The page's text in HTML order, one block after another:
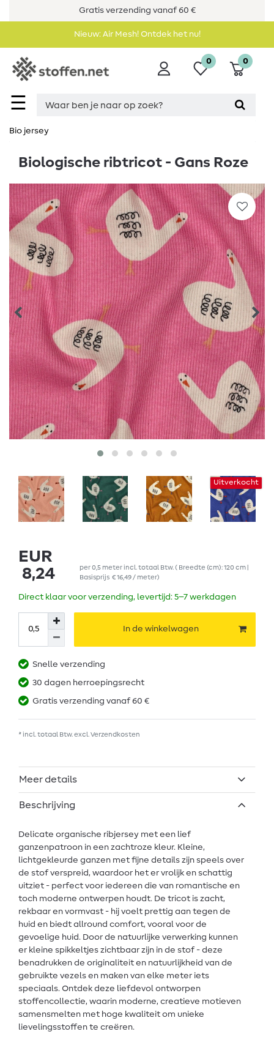
Gratis verzending vanaf 60 €
Nieuw: Air Mesh! Ontdek het nu!
☰
0 0
Bio jersey
Biologische ribtricot - Gans Roze
Uitverkocht
EUR
8,24
per0,5 meterincl. totaal Btw. ( Breedte (cm): 120 cm |
Basisprijs € 16,49 / meter)
Direct klaar voor verzending, levertijd: 5–7 werkdagen
In de winkelwagen
Snelle verzending
30 dagen herroepingsrecht
Gratis verzending vanaf 60 €
* incl. totaal Btw. excl. Verzendkosten
Meer details
Beschrijving
Delicate organische ribjersey met een lief
ganzenpatroon in een zachtroze kleur. Kleine,
lichtgekleurde ganzen met fijne details zijn speels over
de stof verspreid, waardoor het er vrolijk en schattig
uitziet - perfect voor iedereen die van romantische en
toch moderne ontwerpen houdt. De tricot is zacht,
rekbaar en vormvast - hij voelt prettig aan tegen de
huid en biedt allround comfort, vooral voor de
gevoelige huid. Door de natuurlijke verwerking kunnen
er kleine spikkeltjes zichtbaar zijn in de stof - deze
benadrukken de originaliteit en natuurlijkheid van de
gebruikte vezels en maken van elke meter iets
speciaals. Ontdek deze liefdevol ontworpen
stoffencollectie, waarin moderne, creatieve motieven
samensmelten met hoge kwaliteit om unieke
lievelingsstoffen te creëren.